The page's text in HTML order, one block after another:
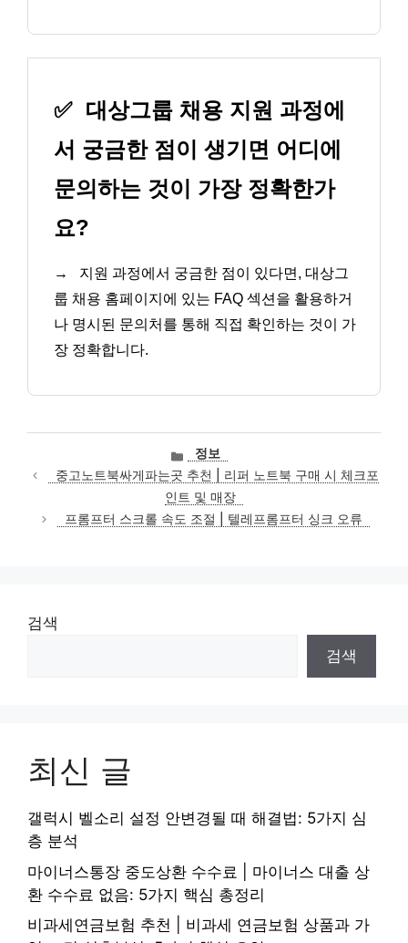
✅ 대상그룹 채용 지원 과정에
서 궁금한 점이 생기면 어디에
문의하는 것이 가장 정확한가
요?
→
지원 과정에서 궁금한 점이 있다면, 대상그
룹 채용 홈페이지에 있는 FAQ 섹션을 활용하거
나 명시된 문의처를 통해 직접 확인하는 것이 가
장 정확합니다.
카
테
고
리
정보
중고노트북싸게파는곳 추천 | 리퍼 노트북 구매 시 체크포
인트 및 매장
프롬프터 스크롤 속도 조절 | 텔레프롬프터 싱크 오류
검색
검색
최신 글
갤럭시 벨소리 설정 안변경될 때 해결법: 5가지 심
층 분석
마이너스통장 중도상환 수수료 | 마이너스 대출 상
환 수수료 없음: 5가지 핵심 총정리
비과세연금보험 추천 | 비과세 연금보험 상품과 가